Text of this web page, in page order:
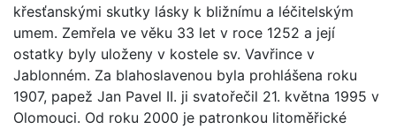
křesťanskými skutky lásky k bližnímu a léčitelským
umem. Zemřela ve věku 33 let v roce 1252 a její
ostatky byly uloženy v kostele sv. Vavřince v
Jablonném. Za blahoslavenou byla prohlášena roku
1907, papež Jan Pavel II. ji svatořečil 21. května 1995 v
Olomouci. Od roku 2000 je patronkou litoměřické